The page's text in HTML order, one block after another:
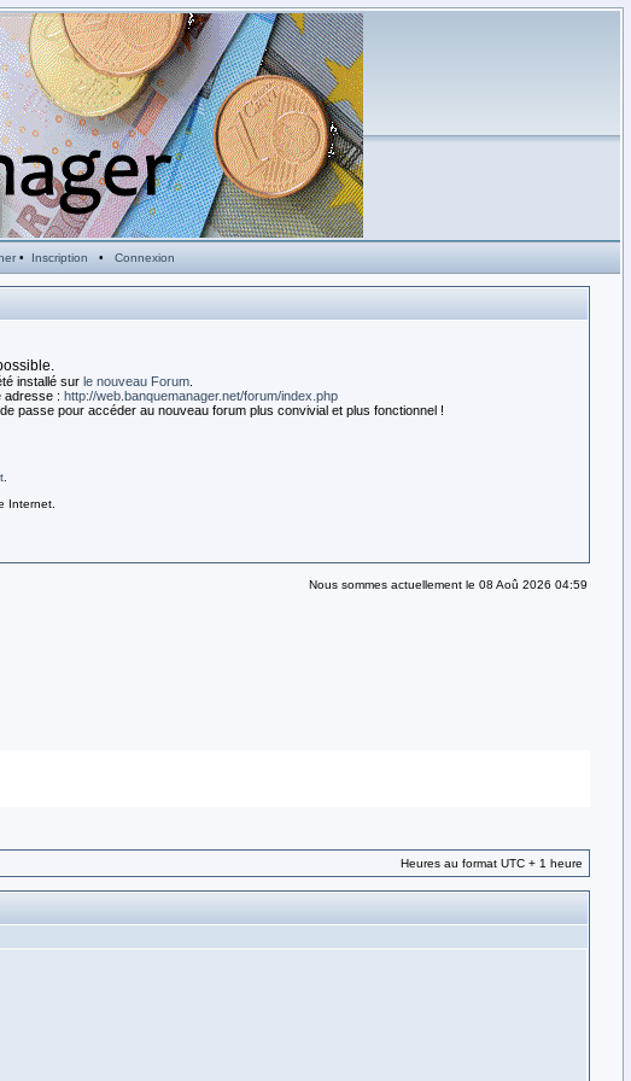
• Inscription • Connexion
installé sur le nouveau Forum
adresse : http://web.banquemanager.net/forum/index.php
passe pour accéder au nouveau forum plus convivial et plus fonctionnel !
.
Internet.
Nous sommes actuellement le 08 Aoû 2026 04:59
Heures au format UTC + 1 heure